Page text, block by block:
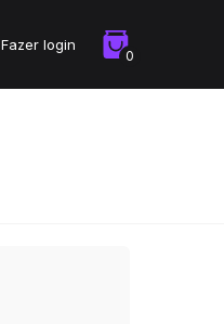
Fazer login
0